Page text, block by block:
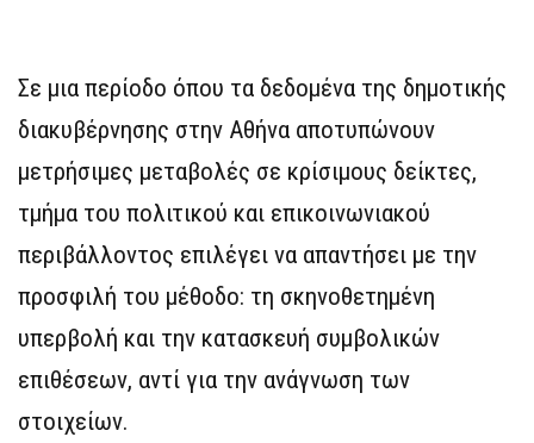
Σε μια περίοδο όπου τα δεδομένα της δημοτικής
διακυβέρνησης στην Αθήνα αποτυπώνουν
μετρήσιμες μεταβολές σε κρίσιμους δείκτες,
τμήμα του πολιτικού και επικοινωνιακού
περιβάλλοντος επιλέγει να απαντήσει με την
προσφιλή του μέθοδο: τη σκηνοθετημένη
υπερβολή και την κατασκευή συμβολικών
επιθέσεων, αντί για την ανάγνωση των
στοιχείων.